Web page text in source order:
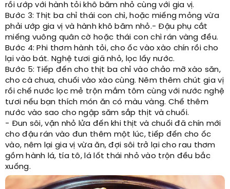
rồi ướp với hành tỏi khô băm nhỏ cùng với gia vị.
Bước 3: Thịt ba chỉ thái con chì, hoặc miếng mỏng vừa
phải ướp gia vị và hành khô băm nhỏ.- Đậu phụ cắt
miếng vuông quân cờ hoặc thái con chì rán vàng đều.
Bước 4: Phi thơm hành tỏi, cho ốc vào xào chín rồi cho
lại vào bát. Nghệ tươi giã nhỏ, lọc lấy nước.
Bước 5: Tiếp đến cho thịt ba chỉ vào chảo mỡ xào săn,
cho cà chua, chuối vào xào cùng. Nêm thêm chút gia vị
rồi chế nước lọc mẻ trộn mắm tôm cùng với nước nghệ
tươi nếu bạn thích món ăn có màu vàng. Chế thêm
nước vào sao cho ngập săm sắp thịt và chuối.
- Đun sôi, vặn nhỏ lửa đến khi thịt và chuối đã chín mới
cho đậu rán vào đun thêm một lúc, tiếp đến cho ốc
vào, nêm lại gia vị vừa ăn, đợi sôi trở lại cho rau thơm
gồm hành lá, tía tô, lá lốt thái nhỏ vào trộn đều bắc
xuống.